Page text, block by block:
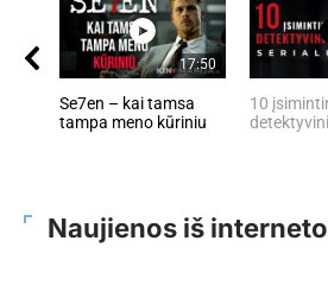
17:50
Se7en – kai tamsa
tampa meno kūriniu
10
Naujienos iš interneto